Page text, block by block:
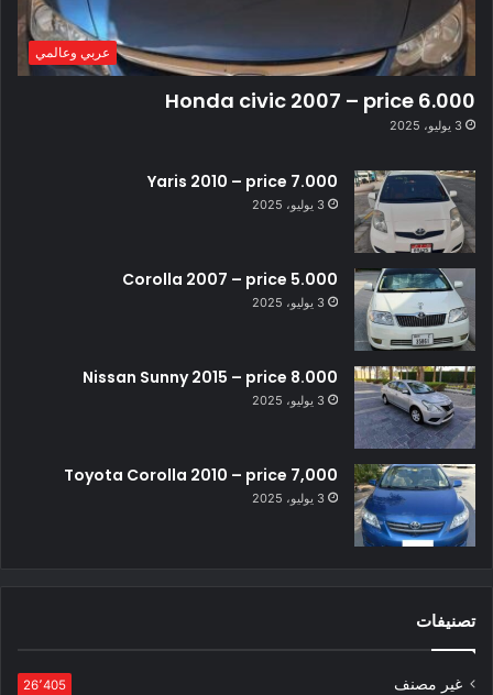
عربي وعالمي
Honda civic 2007 – price 6.000
3 يوليو، 2025
Yaris 2010 – price 7.000
3 يوليو، 2025
Corolla 2007 – price 5.000
3 يوليو، 2025
Nissan Sunny 2015 – price 8.000
3 يوليو، 2025
Toyota Corolla 2010 – price 7,000
3 يوليو، 2025
تصنيفات
غير مصنف 26٬405